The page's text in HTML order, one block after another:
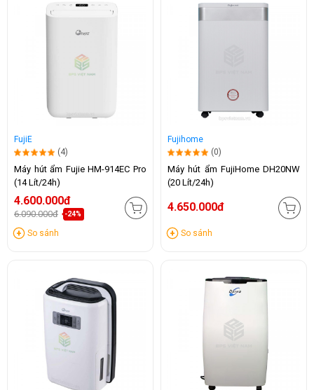
FujiE
(4)
Máy hút ẩm Fujie HM-914EC Pro
(14 Lít/24h)
4.600.000đ
6.090.000đ -24%
So sánh
Fujihome
(0)
Máy hút ẩm FujiHome DH20NW
(20 Lít/24h)
4.650.000đ
So sánh